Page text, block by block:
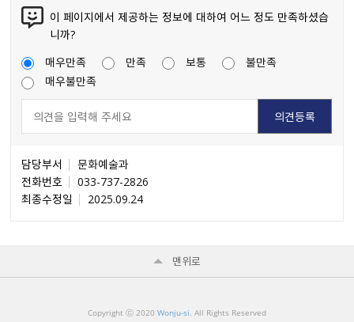
이 페이지에서 제공하는 정보에 대하여 어느 정도 만족하셨습
니까?
매우만족
만족 보통
불만족
매우불만족
담당부서
문화예술과
전화번호
033-737-2826
최종수정일
2025.09.24
맨위로
Copyright ⓒ 2020 Wonju-si. All Rights Reserved